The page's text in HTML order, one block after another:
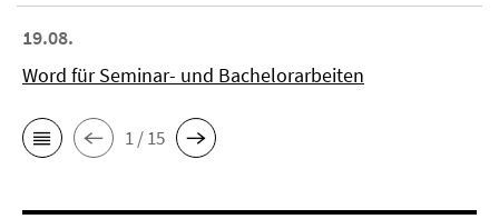
19.08.
Word für Seminar- und Bachelorarbeiten
1 / 15